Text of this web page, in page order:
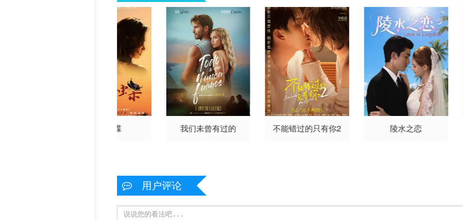
赵冬柏 周玉华 王迎奇 李世
冯鹏飞 任伟
焦长
道
李卓霖 任希鸿
刘冰峰
冯峥 夏露
徐玉庭
孙蛟龙 赵伊
黑蝴蝶 我们未曾有过的 不能错过的只有你2 陵水之恋
用户评论